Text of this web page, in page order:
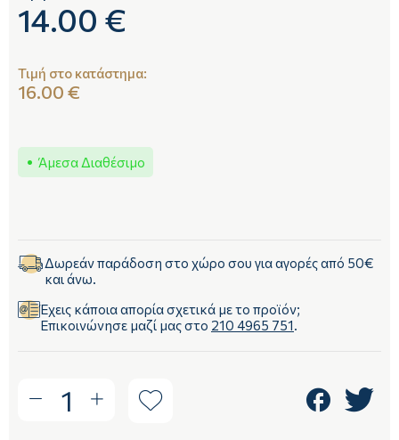
14.00 €
Τιμή στο κατάστημα:
16.00 €
Άμεσα Διαθέσιμο
Δωρεάν παράδοση στο χώρο σου για αγορές από 50€
και άνω.
Έχεις κάποια απορία σχετικά με το προϊόν;
Επικοινώνησε μαζί μας στο 210 4965 751.
1